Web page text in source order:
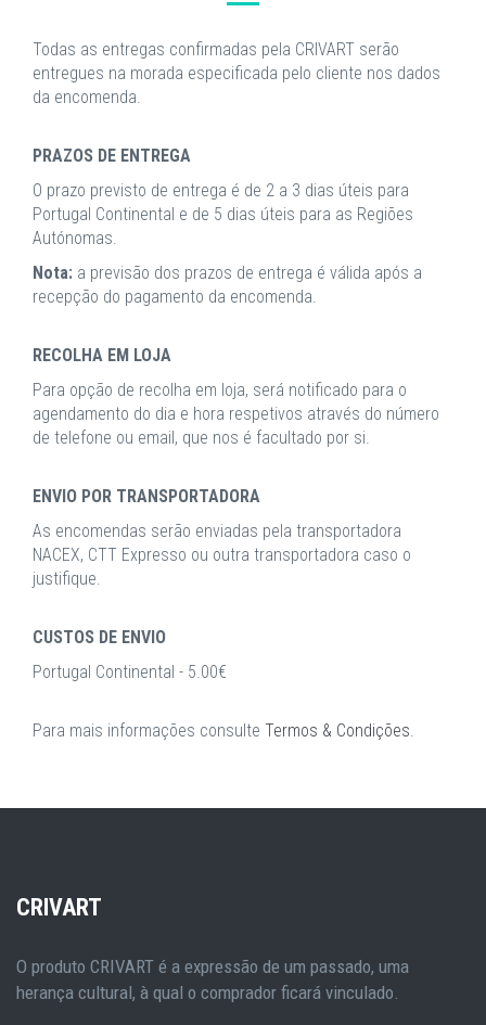
Todas as entregas confirmadas pela CRIVART serão
entregues na morada especificada pelo cliente nos dados
da encomenda.
PRAZOS DE ENTREGA
O prazo previsto de entrega é de 2 a 3 dias úteis para
Portugal Continental e de 5 dias úteis para as Regiões
Autónomas.
Nota: a previsão dos prazos de entrega é válida após a
recepção do pagamento da encomenda.
RECOLHA EM LOJA
Para opção de recolha em loja, será notificado para o
agendamento do dia e hora respetivos através do número
de telefone ou email, que nos é facultado por si.
ENVIO POR TRANSPORTADORA
As encomendas serão enviadas pela transportadora
NACEX, CTT Expresso ou outra transportadora caso o
justifique.
CUSTOS DE ENVIO
Portugal Continental - 5.00€
Para mais informações consulte Termos & Condições.
CRIVART
O produto CRIVART é a expressão de um passado, uma
herança cultural, à qual o comprador ficará vinculado.